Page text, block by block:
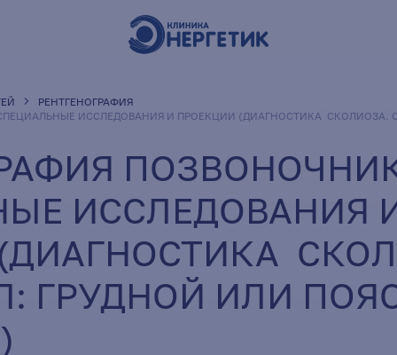
РЕНТГЕНОГРАФИЯ
ИССЛЕДОВАНИЯ И ПРОЕКЦИИ (ДИАГНОСТИКА СКОЛИОЗА.
ИССЛЕДОВАНИЯ
ГРУДНОЙ ИЛИ